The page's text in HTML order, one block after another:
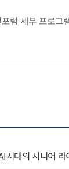
럼 세부 프로그
시대의 시니어 라